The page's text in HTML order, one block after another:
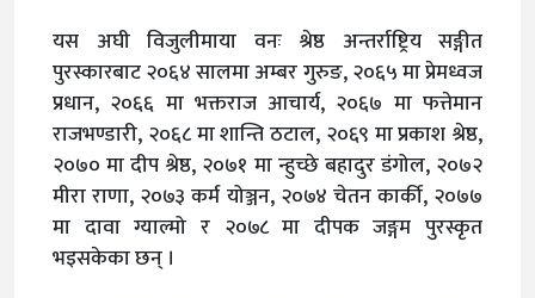
यस अघी विजुलीमाया वनः श्रेष्ठ अन्तर्राष्ट्रिय सङ्गीत
पुरस्कारबाट २०६४ सालमा अम्बर गुरुङ, २०६५ मा प्रेमध्वज
प्रधान, २०६६ मा भक्तराज आचार्य, २०६७ मा फत्तेमान
राजभण्डारी, २०६८ मा शान्ति ठटाल, २०६९ मा प्रकाश श्रेष्ठ,
२०७० मा दीप श्रेष्ठ, २०७१ मा न्हुच्छे बहादुर डंगोल, २०७२
मीरा राणा, २०७३ कर्म योञ्जन, २०७४ चेतन कार्की, २०७७
मा दावा ग्याल्मो र २०७८ मा दीपक जङ्गम पुरस्कृत
भइसकेका छन् ।